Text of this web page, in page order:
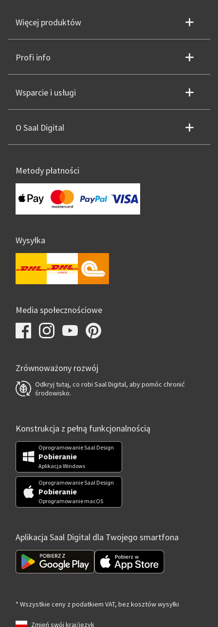
Więcej produktów
Profi info
Wsparcie i usługi
O Saal Digital
Metody płatności
Wysyłka
Media społecznościowe
Zrównoważony rozwój
Odkryj tutaj, co robi Saal Digital, aby pomóc chronić
środowisko.
Konstrukcja z pełną funkcjonalnością
Oprogramowanie Saal Design
Pobieranie
Aplikacja Windows
Oprogramowanie Saal Design
Pobieranie
Oprogramowanie macOS
Aplikacja Saal Digital dla Twojego smartfona
* Wszystkie ceny z podatkiem VAT, bez kosztów wysyłki
Zmień swój kraj/język